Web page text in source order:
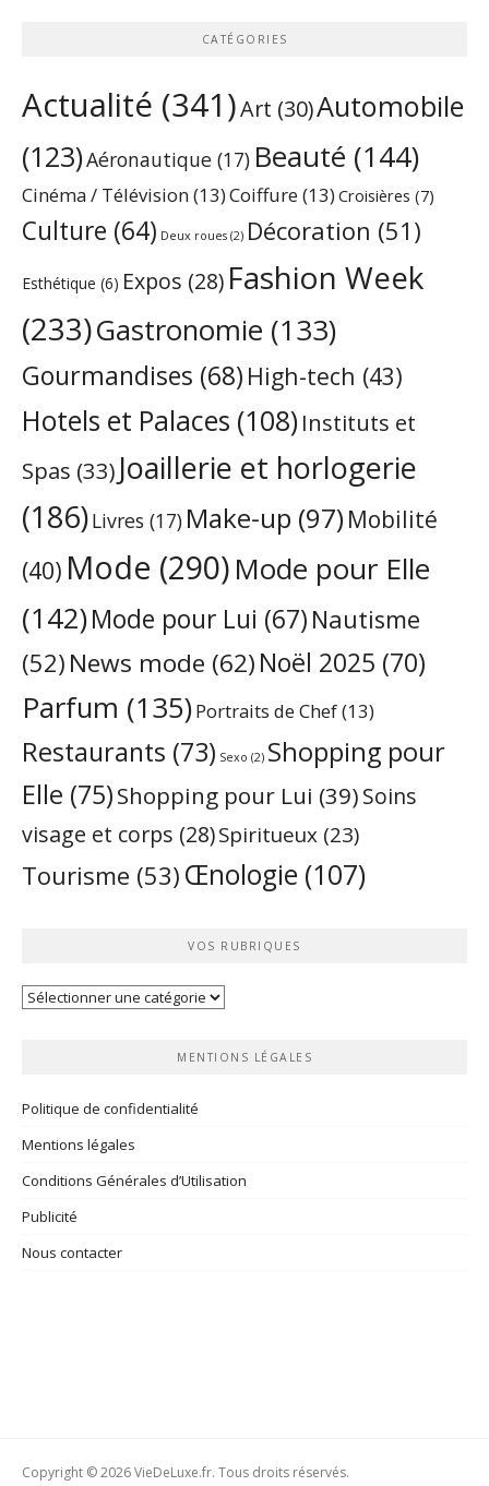
CATÉGORIES
Actualité (341)Art (30)Automobile
(123)Aéronautique (17) Beauté (144)
Cinéma / Télévision(13)Coiffure(13) Croisières (7)
Culture (64) Deux roues (2) Décoration (51)
Esthétique (6) Expos (28) Fashion Week
(233)Gastronomie (133)
Gourmandises (68) High-tech (43)
Hotels et Palaces (108) Instituts et
Spas (33) Joaillerie et horlogerie
(186)Livres (17) Make-up (97) Mobilité
(40) Mode (290)Mode pour Elle
(142)Mode pour Lui (67) Nautisme
(52) News mode (62)Noël 2025 (70)
Parfum (135)Portraits de Chef(13)
Restaurants (73) Sexo (2) Shopping pour
Elle (75)Shopping pour Lui (39)Soins
visage et corps (28)Spiritueux (23)
Tourisme (53) Œnologie (107)
VOS RUBRIQUES
Vos
MENTIONS LÉGALES
Politique de confidentialité
Mentions légales
Conditions Générales d’Utilisation
Publicité
Nous contacter
Copyright © 2026 VieDeLuxe.fr. Tous droits réservés.